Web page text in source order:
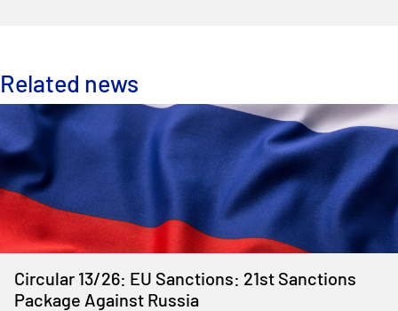
Related news
Circular 13/26: EU Sanctions: 21st Sanctions
Package Against Russia